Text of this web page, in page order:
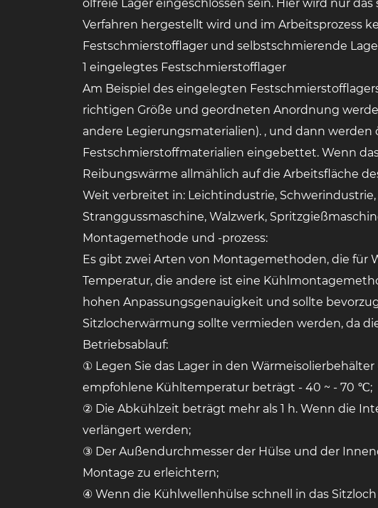
ölfreie Lager eingeschlossen sein. Hier wird nur
Verfahren hergestellt wird und im Arbeitsprozess
Festschmierstofflager und selbstschmierende
1 eingelegtes Festschmierstofflager
Am Beispiel des eingelegten
richtigen Größe und geordneten Anordnung
andere Legierungsmaterialien). , und dann
Festschmierstoffmaterialien eingebettet. Wenn
Reibungswärme allmählich auf die Arbeitsfläche
Weit verbreitet in: Leichtindustrie,
Stranggussmaschine, Walzwerk,
Montagemethode und -prozess:
Es gibt zwei Arten von Montagemethoden, die für
Temperatur, die andere ist eine
hohen Anpassungsgenauigkeit und sollte
Sitzlocherwärmung sollte vermieden werden, da
Betriebsablauf:
① Legen Sie das Lager in den
empfohlene Kühltemperatur beträgt - 40 ~ - 70 ℃;
② Die Abkühlzeit beträgt mehr als 1 h. Wenn die
verlängert werden;
③ Der Außendurchmesser der Hülse und der
Montage zu erleichtern;
④ Wenn die Kühlwellenhülse schnell in das